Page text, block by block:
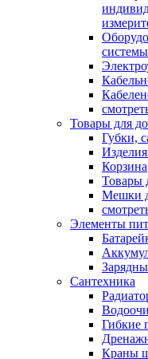
Товары для
Губки,
Корзина
Товары
Мешки
Элементы
Сантехника
Гибкие
Краны